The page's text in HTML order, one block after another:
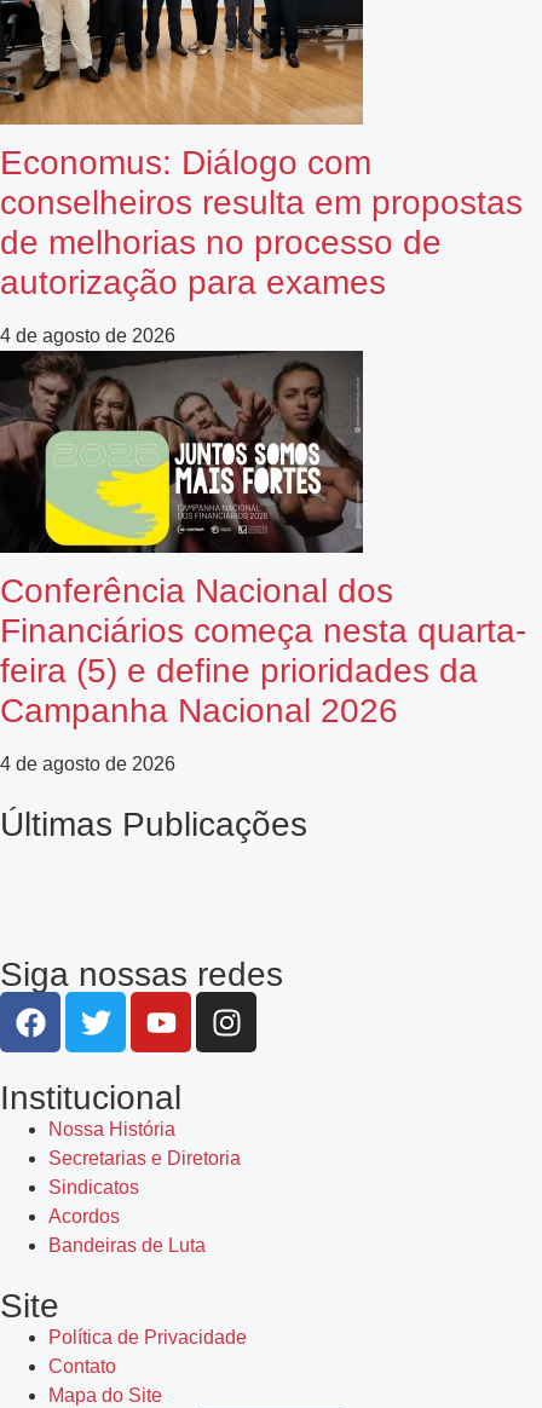
Economus: Diálogo com
conselheiros resulta em propostas
de melhorias no processo de
autorização para exames
4 de agosto de 2026
Conferência Nacional dos
Financiários começa nesta quarta-
feira (5) e define prioridades da
Campanha Nacional 2026
4 de agosto de 2026
Últimas Publicações
Siga nossas redes
Institucional
Nossa História
Secretarias e Diretoria
Sindicatos
Acordos
Bandeiras de Luta
Site
Política de Privacidade
Contato
Mapa do Site